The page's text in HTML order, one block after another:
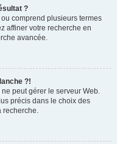
?
comprend plusieurs termes
affiner votre recherche en
avancée.
?!
peut gérer le serveur Web.
précis dans le choix des
recherche.